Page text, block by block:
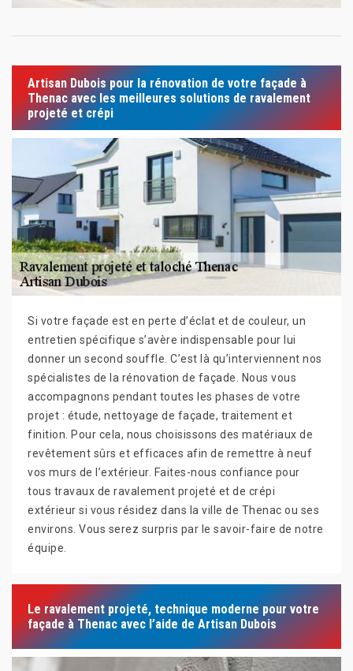
Artisan Dubois pour la rénovation de votre façade à
Thenac avec les meilleures solutions de ravalement
projeté et crépi
Si votre façade est en perte d’éclat et de couleur, un
entretien spécifique s’avère indispensable pour lui
donner un second souffle. C’est là qu’interviennent nos
spécialistes de la rénovation de façade. Nous vous
accompagnons pendant toutes les phases de votre
projet : étude, nettoyage de façade, traitement et
finition. Pour cela, nous choisissons des matériaux de
revêtement sûrs et efficaces afin de remettre à neuf
vos murs de l’extérieur. Faites-nous confiance pour
tous travaux de ravalement projeté et de crépi
extérieur si vous résidez dans la ville de Thenac ou ses
environs. Vous serez surpris par le savoir-faire de notre
équipe.
Le ravalement projeté, technique moderne pour votre
façade à Thenac avec l’aide de Artisan Dubois